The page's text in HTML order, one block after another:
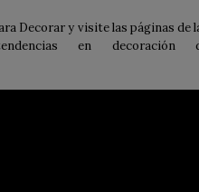
Decorar y visite las páginas de
en decoración